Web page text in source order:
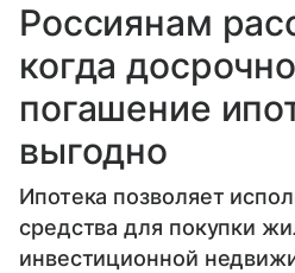
Россиянам
когда
погашение
выгодно
Ипотека позволяет
средства для покупки
инвестиционной